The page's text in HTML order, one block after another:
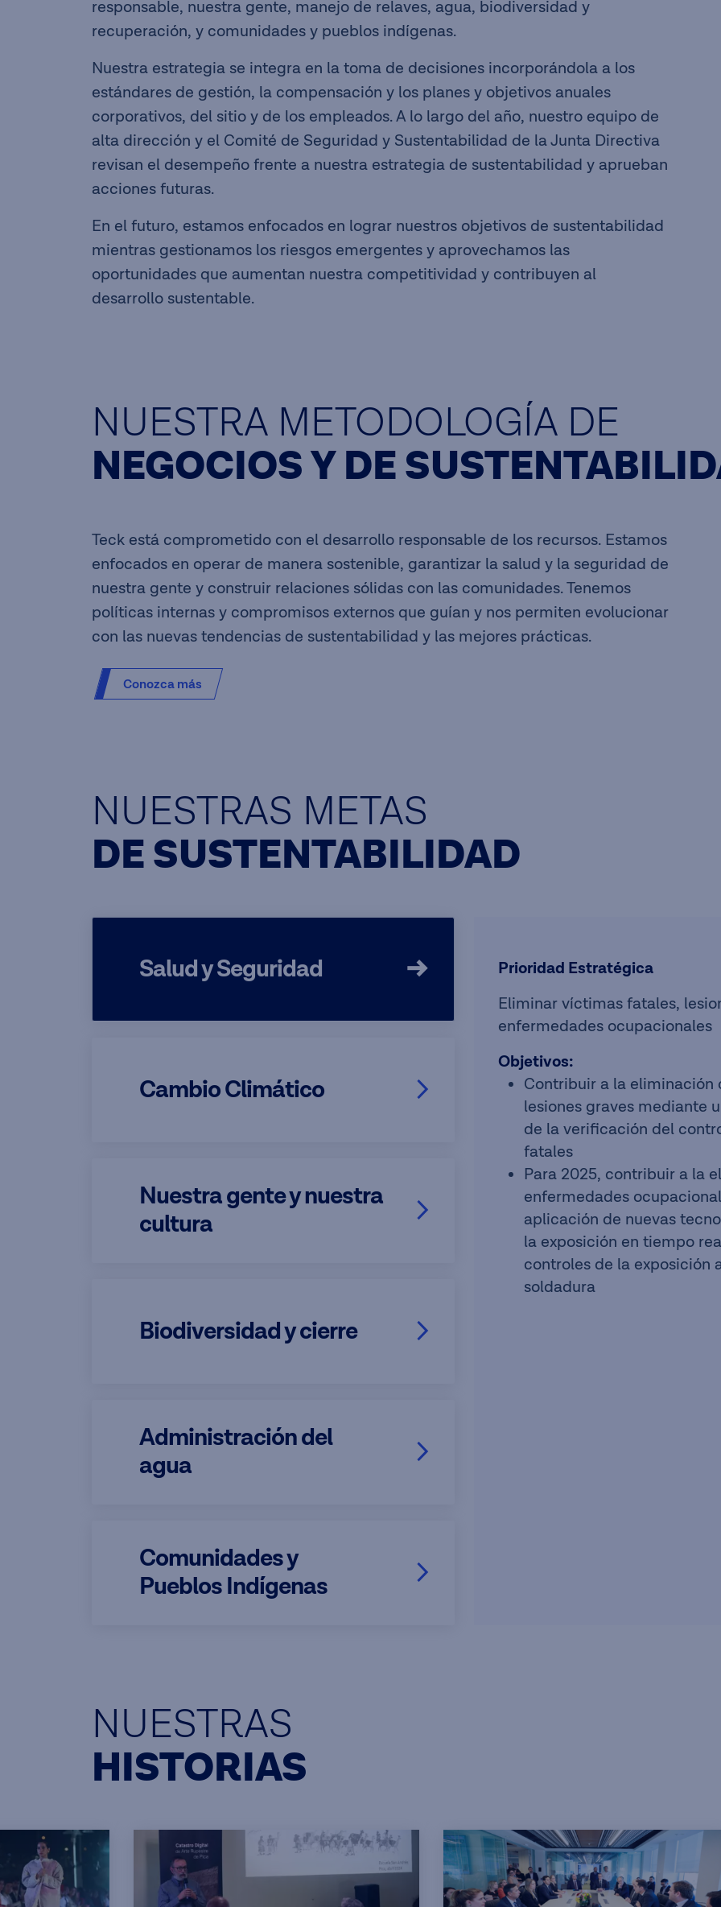
responsable, nuestra gente, manejo de relaves, agua, biodiversidad y
recuperación, y comunidades y pueblos indígenas.
Nuestra estrategia se integra en la toma de decisiones incorporándola a los
estándares de gestión, la compensación y los planes y objetivos anuales
corporativos, del sitio y de los empleados. A lo largo del año, nuestro equipo de
alta dirección y el Comité de Seguridad y Sustentabilidad de la Junta Directiva
revisan el desempeño frente a nuestra estrategia de sustentabilidad y aprueban
acciones futuras.
En el futuro, estamos enfocados en lograr nuestros objetivos de sustentabilidad
mientras gestionamos los riesgos emergentes y aprovechamos las
oportunidades que aumentan nuestra competitividad y contribuyen al
desarrollo sustentable.
NUESTRA METODOLOGÍA DE
NEGOCIOS Y DE
Teck está comprometido con el desarrollo responsable de los recursos. Estamos
enfocados en operar de manera sostenible, garantizar la salud y la seguridad de
nuestra gente y construir relaciones sólidas con las comunidades. Tenemos
políticas internas y compromisos externos que guían y nos permiten evolucionar
con las nuevas tendencias de sustentabilidad y las mejores prácticas.
Conozca más
NUESTRAS METAS
DE SUSTENTABILIDAD
Salud y Seguridad
Cambio Climático
Nuestra gente y nuestra
cultura
Biodiversidad y cierre
Administración del
agua
Comunidades y
Pueblos Indígenas
Prioridad Estratégica
Eliminar víctimas fatales,
enfermedades ocupacionales
Objetivos:
Contribuir a la eliminación
lesiones graves mediante
de la verificación del
fatales
Para 2025, contribuir a la
enfermedades
aplicación de nuevas
la exposición en tiempo
controles de la exposición
soldadura
NUESTRAS
HISTORIAS